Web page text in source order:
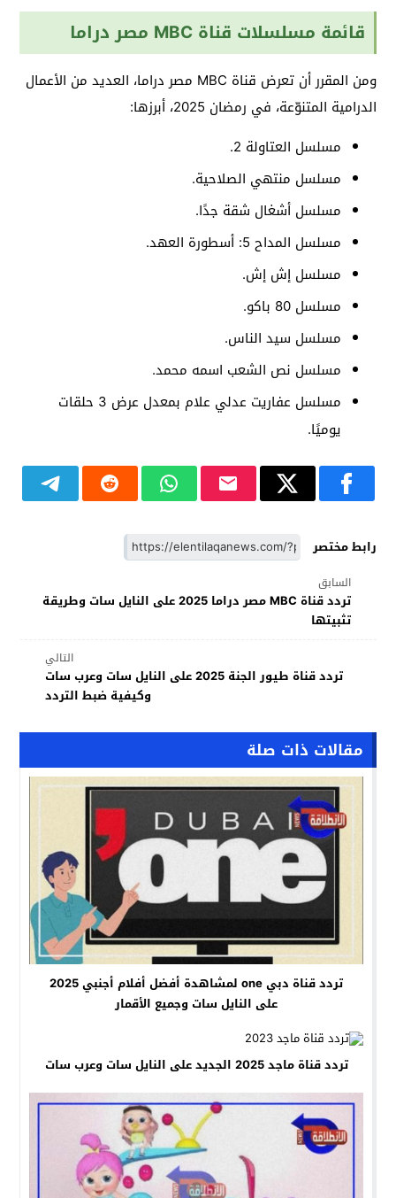
قائمة مسلسلات قناة MBC مصر دراما
ومن المقرر أن تعرض قناة MBC مصر دراما، العديد من الأعمال
الدرامية المتنوّعة، في رمضان 2025، أبرزها:
مسلسل العتاولة 2.
مسلسل منتهي الصلاحية.
مسلسل أشغال شقة جدًا.
مسلسل المداح 5: أسطورة العهد.
مسلسل إش إش.
مسلسل 80 باكو.
مسلسل سيد الناس.
مسلسل نص الشعب اسمه محمد.
مسلسل عفاريت عدلي علام بمعدل عرض 3 حلقات
يوميًا.
رابط مختصر
السابق
تردد قناة MBC مصر دراما 2025 على النايل سات وطريقة
تثبيتها
التالي
تردد قناة طيور الجنة 2025 على النايل سات وعرب سات
وكيفية ضبط التردد
مقالات ذات صلة
تردد قناة دبي one لمشاهدة أفضل أفلام أجنبي 2025
على النايل سات وجميع الأقمار
تردد قناة ماجد 2025 الجديد على النايل سات وعرب سات